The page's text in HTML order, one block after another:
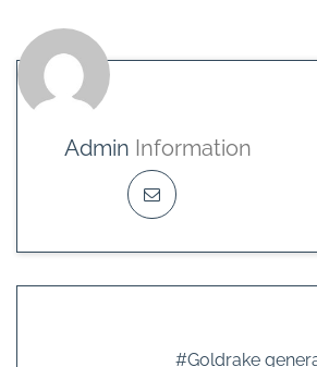
Admin Information
#Goldrake